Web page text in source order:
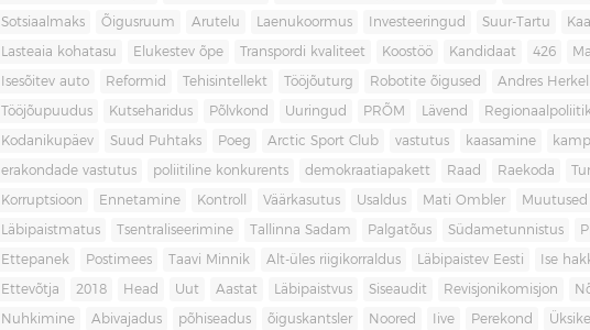
Sotsiaalmaks Õigusruum Arutelu Laenukoormus Investeeringud Suur-Tartu
Lasteaia kohatasu Elukestev õpe Transpordi kvaliteet Koostöö Kandidaat 426
Isesõitev auto Reformid Tehisintellekt Tööjõuturg Robotite õigused Andres Herkel
Tööjõupuudus Kutseharidus Põlvkond Uuringud PRÕM Lävend
Kodanikupäev Suud Puhtaks Poeg Arctic Sport Club vastutus kaasamine
erakondade vastutus poliitiline konkurents demokraatiapakett Raad Raekoda
Korruptsioon Ennetamine Kontroll Väärkasutus Usaldus Mati Ombler Muutused
Läbipaistmatus Tsentraliseerimine Tallinna Sadam Palgatõus Südametunnistus
Ettepanek Postimees Taavi Minnik Alt-üles riigikorraldus Läbipaistev Eesti Ise
Ettevõtja 2018 Head Uut Aastat Läbipaistvus Siseaudit Revisjonikomisjon
Nuhkimine Abivajadus põhiseadus õiguskantsler Noored Iive Perekond